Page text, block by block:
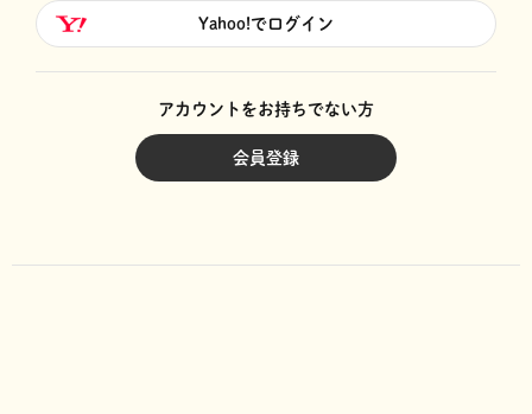
Yahoo!でログイン
アカウントをお持ちでない方
会員登録